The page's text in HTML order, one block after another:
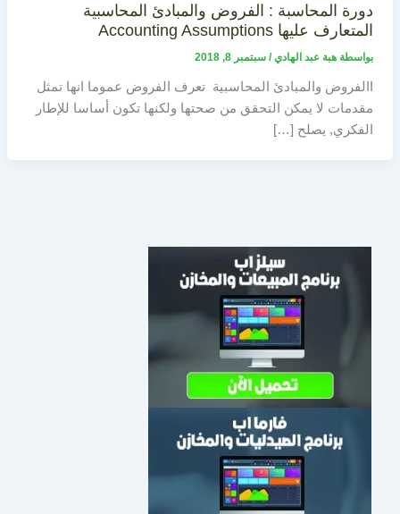
دورة المحاسبة : الفروض والمبادئ المحاسبية
المتعارف عليها Accounting Assumptions
بواسطة هبة عبد الهادي/ سبتمبر 8, 2018
االفروض والمبادئ المحاسبية تعرف الفروض عموما انها تمثل
مقدمات لا يمكن التحقق من صحتها ولكنها تكون أساسا للإطار
الفكري, يصلح […]